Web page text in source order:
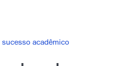
útil sem gastar
acadêmico